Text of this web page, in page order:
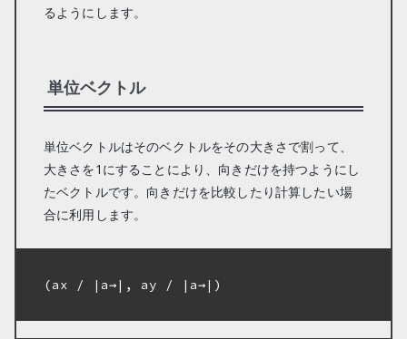
るようにします。
単位ベクトル
単位ベクトルはそのベクトルをその大きさで割って、
大きさを1にすることにより、向きだけを持つようにし
たベクトルです。向きだけを比較したり計算したい場
合に利用します。
(ax / |a→|, ay / |a→|)